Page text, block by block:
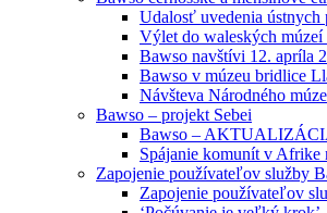
Udalosť uvedenia ústnych
Výlet do waleských múzeí
Bawso navštívi 12. apríla
Bawso v múzeu bridlice
Návšteva Národného
Bawso – projekt Sebei
Bawso –
Spájanie komunít v Afrike
Zapojenie používateľov služby
Zapojenie používateľov